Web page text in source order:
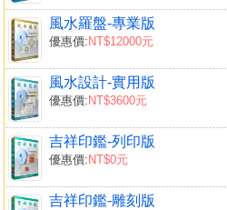
風水羅盤-專業版
優惠價:NT$12000元
風水設計-實用版
優惠價:NT$3600元
吉祥印鑑-列印版
優惠價:NT$0元
吉祥印鑑-雕刻版